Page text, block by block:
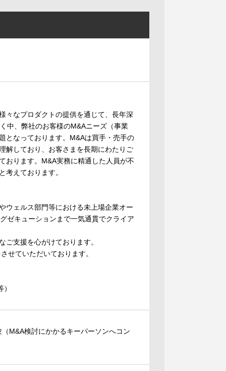
々なプロダクトの提供を通じて、長年深
中、弊社のお客様のM&Aニーズ（事業
となっております。M&Aは買手・売手の
解しており、お客さまを長期にわたりご
おります。M&A実務に精通した人員が不
考えております。
ウェルス部門等における未上場企業オー
ゼキューションまで一気通貫でクライア
支援を心がけております。
せていただいております。
M&A検討にかかるキーパーソンへコン